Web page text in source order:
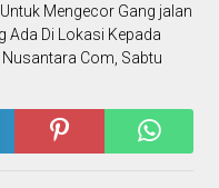
Mengecor Gang jalan
Ada Di Lokasi Kepada
Com, Sabtu